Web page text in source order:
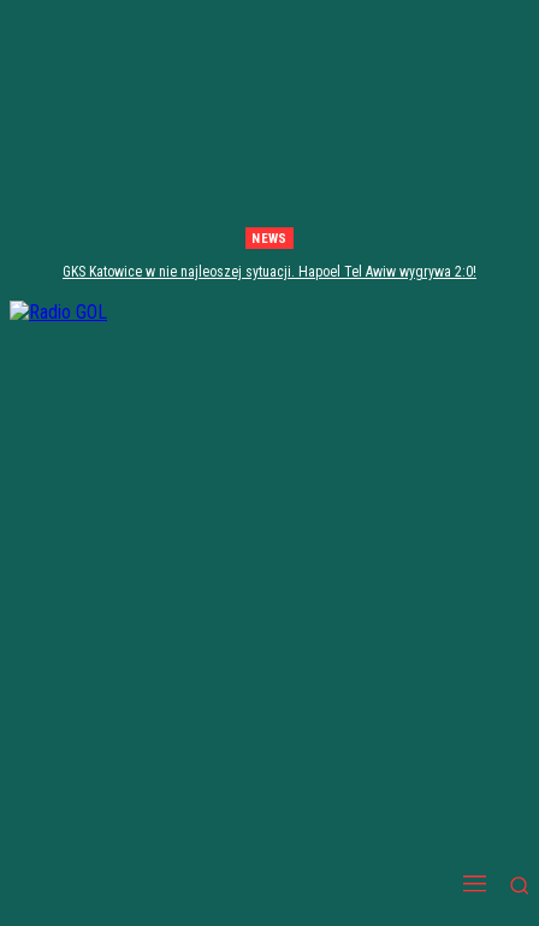
NEWS
GKS Katowice w nie najleoszej sytuacji. Hapoel Tel Awiw wygrywa 2:0!